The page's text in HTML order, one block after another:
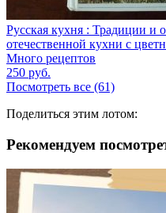
Русская кухня : Традиции и
отечественной кухни с
Много рецептов
250 руб.
Посмотреть все (61)
Поделиться этим лотом:
Рекомендуем